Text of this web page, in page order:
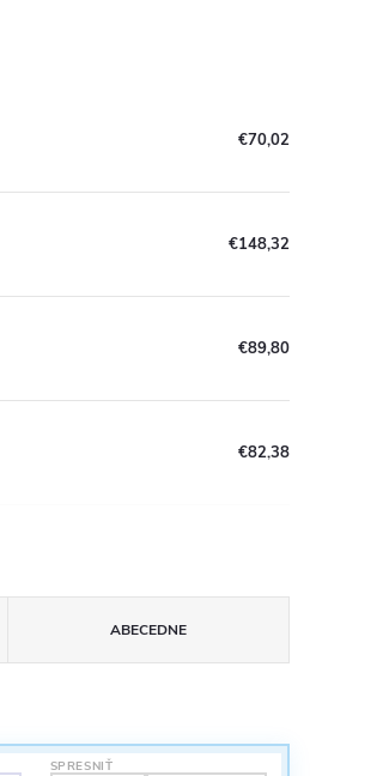
€70,02
€148,32
€89,80
€82,38
ABECEDNE
SPRESNIŤ